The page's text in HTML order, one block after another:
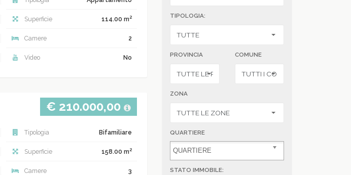
Superficie 114.00 m2
Camere 2
Video No
€ 210.000,00
Tipologia Bifamiliare
Superficie 158.00 m2
Camere 3
TIPOLOGIA:
PROVINCIA COMUNE
ZONA
QUARTIERE
STATO IMMOBILE: